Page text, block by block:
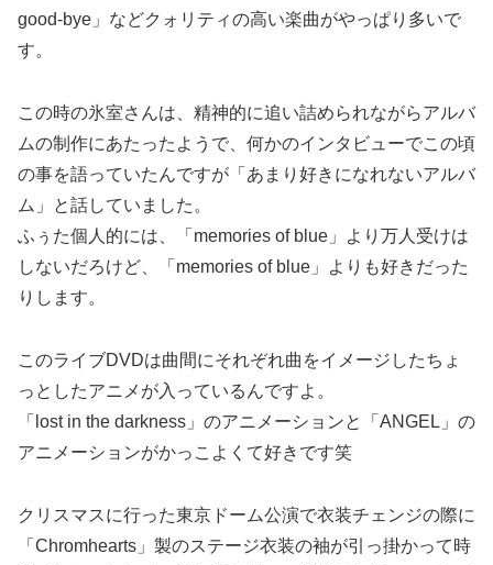
good-bye」などクォリティの高い楽曲がやっぱり多いで
す。
この時の氷室さんは、精神的に追い詰められながらアルバ
ムの制作にあたったようで、何かのインタビューでこの頃
の事を語っていたんですが「あまり好きになれないアルバ
ム」と話していました。
ふぅた個人的には、「memories of blue」より万人受けは
しないだろけど、「memories of blue」よりも好きだった
りします。
このライブDVDは曲間にそれぞれ曲をイメージしたちょ
っとしたアニメが入っているんですよ。
「lost in the darkness」のアニメーションと「ANGEL」の
アニメーションがかっこよくて好きです笑
クリスマスに行った東京ドーム公演で衣装チェンジの際に
「Chromhearts」製のステージ衣装の袖が引っ掛かって時